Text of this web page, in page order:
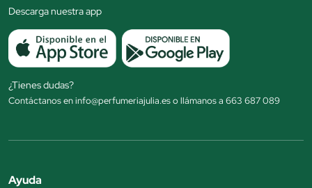
Descarga nuestra app
¿Tienes dudas?
Contáctanos en info@perfumeriajulia.es o llámanos a 663 687 089
Ayuda